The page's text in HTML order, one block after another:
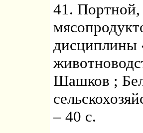
41.
дисциплины
Шашков ;
– 40 с.